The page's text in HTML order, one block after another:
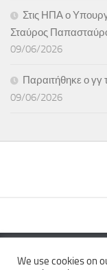
Στις ΗΠΑ ο
Σταύρος
09/06/2026
Παραιτήθηκε ο γγ
09/06/2026
We use cookies on